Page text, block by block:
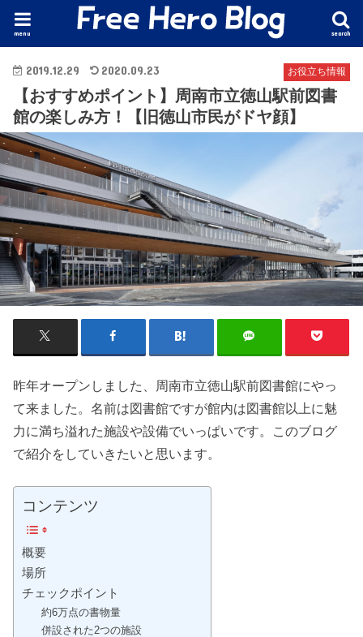
search
menu
お役立ち情報
2019.12.29 2020.09.23
【おすすめポイント】周南市立徳山駅前図書
館の楽しみ方！【旧徳山市民がドヤ顔】
昨年オープンしました、周南市立徳山駅前図書館にやっ
て来ました。名前は図書館ですが館内は図書館以上に魅
力に満ち溢れた施設や設備でいっぱいです。このブログ
で紹介をしていきたいと思います。
コンテンツ
概要
場所
チェックポイント
約6万点の書物量
併設された2つの施設